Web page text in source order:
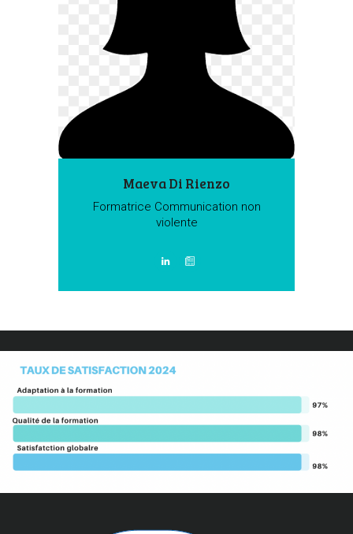
Maeva Di Rienzo
Formatrice Communication non
violente